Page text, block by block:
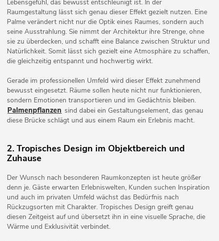
Lebensgefühl, das bewusst entschleunigt ist. In der
Raumgestaltung lässt sich genau dieser Effekt gezielt nutzen. Eine
Palme verändert nicht nur die Optik eines Raumes, sondern auch
seine Ausstrahlung. Sie nimmt der Architektur ihre Strenge, ohne
sie zu überdecken, und schafft eine Balance zwischen Struktur und
Natürlichkeit. Somit lässt sich gezielt eine Atmosphäre zu schaffen,
die gleichzeitig entspannt und hochwertig wirkt.
Gerade im professionellen Umfeld wird dieser Effekt zunehmend
bewusst eingesetzt. Räume sollen heute nicht nur funktionieren,
sondern Emotionen transportieren und im Gedächtnis bleiben.
Palmenpflanzen sind dabei ein Gestaltungselement, das genau
diese Brücke schlägt und aus einem Raum ein Erlebnis macht.
2. Tropisches Design im Objektbereich und
Zuhause
Der Wunsch nach besonderen Raumkonzepten ist heute größer
denn je. Gäste erwarten Erlebniswelten, Kunden suchen Inspiration
und auch im privaten Umfeld wächst das Bedürfnis nach
Rückzugsorten mit Charakter. Tropisches Design greift genau
diesen Zeitgeist auf und übersetzt ihn in eine visuelle Sprache, die
Wärme und Exklusivität verbindet.